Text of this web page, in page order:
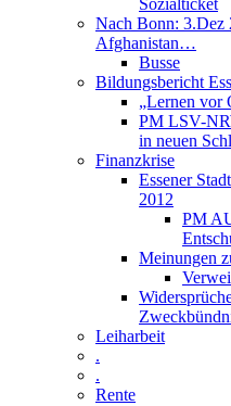
Sozialticket
Nach Bonn: 3.Dez
Afghanistan…
Busse
Bildungsbericht
„Lernen vor
PM LSV-
in neuen
Finanzkrise
Essener
2012
PM
Meinungen
Leiharbeit
.
.
Rente